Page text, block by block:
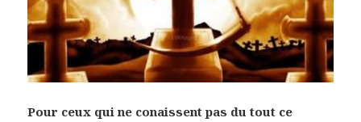
Pour ceux qui ne conaissent pas du tout ce